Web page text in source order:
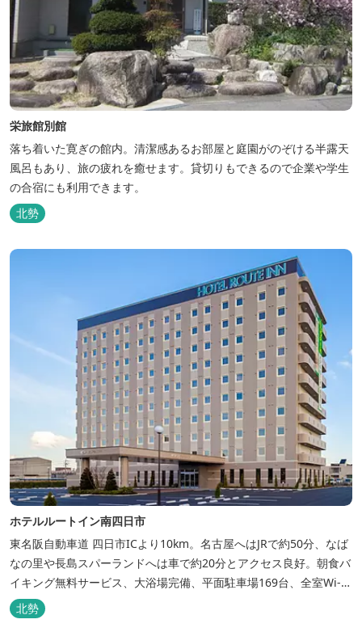
栄旅館別館
落ち着いた寛ぎの館内。清潔感あるお部屋と庭園がのぞける半露天
風呂もあり、旅の疲れを癒せます。貸切りもできるので企業や学生
の合宿にも利用できます。
北勢
ホテルルートイン南四日市
東名阪自動車道 四日市ICより10km。名古屋へはJRで約50分、なば
なの里や長島スパーランドへは車で約20分とアクセス良好。朝食バ
イキング無料サービス、大浴場完備、平面駐車場169台、全室Wi-Fi
完備。ビジネスにも観光にもご利用頂ける快適なホテルライフをご
提供します。
北勢